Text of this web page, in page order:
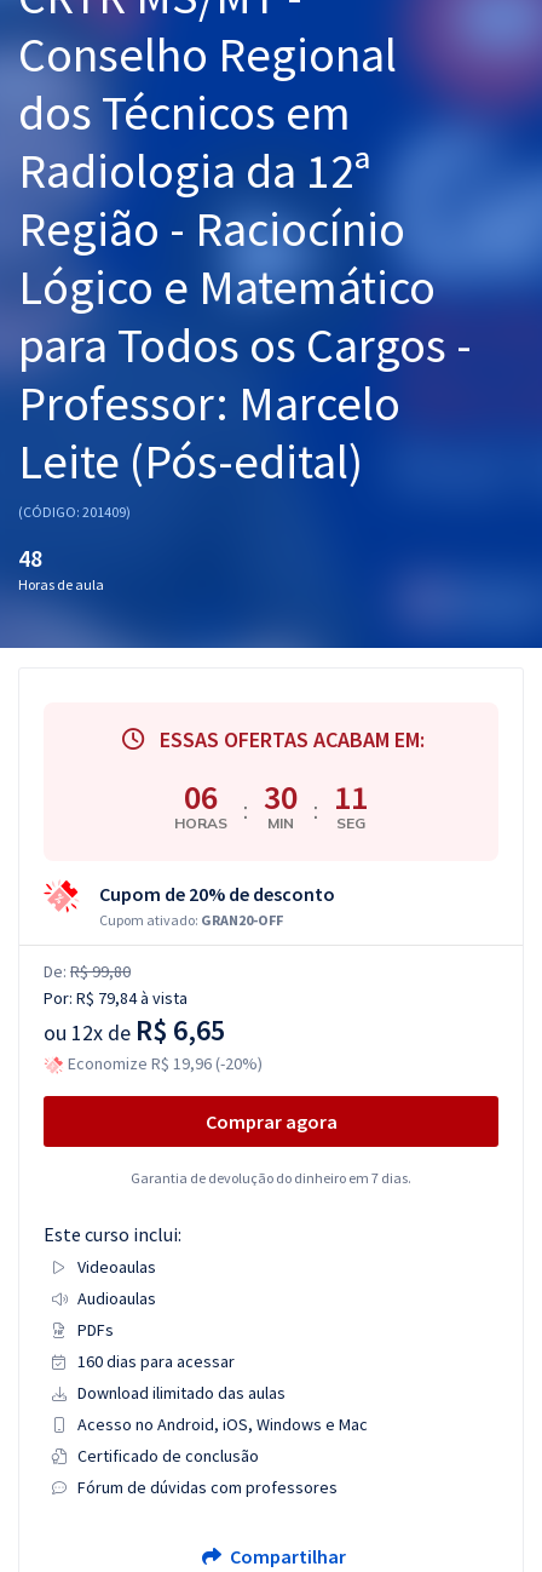
Graduação
Mentorias
Questões grátis
Conteúdo gratuito
Blog
Aprovados
Atendimento
Conselho Regional
dos Técnicos em
Radiologia da 12ª
Região - Raciocínio
Lógico e Matemático
para Todos os Cargos -
Professor: Marcelo
Leite (Pós-edital)
(CÓDIGO: 201409)
48
Horas de aula
ESSAS OFERTAS ACABAM EM:
06
HORAS : 30
MIN : 10
SEG
Cupom de 20% de desconto
Cupom ativado: GRAN20-OFF
De: R$ 99,80
Por: R$ 79,84à vista
ou 12x de R$ 6,65
Economize R$ 19,96 (-20%)
Comprar agora
Garantia de devolução do dinheiro em 7 dias.
Este curso inclui:
Videoaulas
Audioaulas
PDFs
160 dias para acessar
Download ilimitado das aulas
Acesso no Android, iOS, Windows e Mac
Certificado de conclusão
Fórum de dúvidas com professores
Compartilhar